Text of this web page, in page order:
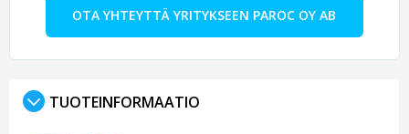
OTA YHTEYTTÄ YRITYKSEEN PAROC OY AB
TUOTEINFORMAATIO